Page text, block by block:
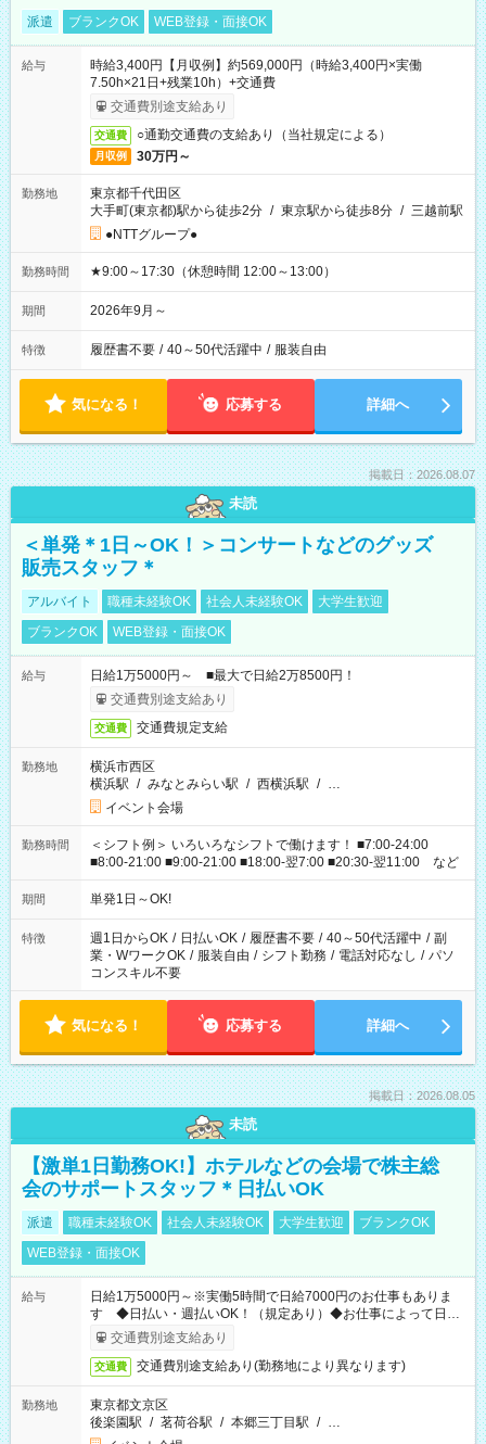
派遣 ブランクOK WEB登録・面接OK
給与
時給3,400円【月収例】約569,000円（時給3,400円×実働
7.50h×21日+残業10h）+交通費
交通費別途支給あり
交通費 ○通勤交通費の支給あり（当社規定による）
月収例 30万円～
勤務地
東京都千代田区
大手町(東京都)駅から徒歩2分 / 東京駅から徒歩8分 / 三越前駅
●NTTグループ●
勤務時間 ★9:00～17:30（休憩時間 12:00～13:00）
期間 2026年9月～
特徴 履歴書不要 / 40～50代活躍中 / 服装自由
気になる！ 応募する 詳細へ
掲載日：2026.08.07
未読
＜単発＊1日～OK！＞コンサートなどのグッズ
販売スタッフ＊
アルバイト 職種未経験OK 社会人未経験OK
大学生歓迎
ブランクOK
WEB登録・面接OK
給与
日給1万5000円～ ■最大で日給2万8500円！
交通費別途支給あり
交通費 交通費規定支給
勤務地
横浜市西区
横浜駅 / みなとみらい駅 / 西横浜駅 / …
イベント会場
勤務時間
＜シフト例＞ いろいろなシフトで働けます！ ■7:00-24:00
■8:00-21:00 ■9:00-21:00 ■18:00-翌7:00 ■20:30-翌11:00 など
期間 単発1日～OK!
特徴 週1日からOK / 日払いOK / 履歴書不要 / 40～50代活躍中 / 副
業・WワークOK / 服装自由 / シフト勤務 / 電話対応なし / パソ
コンスキル不要
気になる！ 応募する 詳細へ
掲載日：2026.08.05
未読
【激単1日勤務OK!】ホテルなどの会場で株主総
会のサポートスタッフ＊日払いOK
派遣 職種未経験OK 社会人未経験OK 大学生歓迎
ブランクOK
WEB登録・面接OK
給与
日給1万5000円～※実働5時間で日給7000円のお仕事もありま
す ◆日払い・週払いOK！（規定あり）◆お仕事によって日給
も異なります
交通費別途支給あり
交通費 交通費別途支給あり(勤務地により異なります)
勤務地
東京都文京区
後楽園駅 / 茗荷谷駅 / 本郷三丁目駅 / …